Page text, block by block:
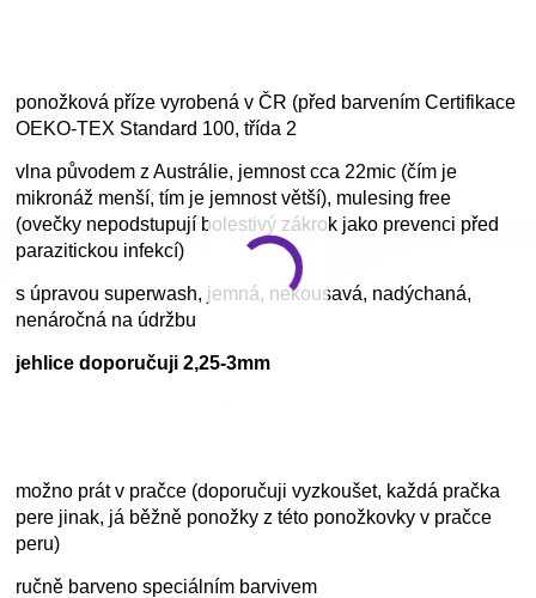
ponožková příze vyrobená v ČR (před barvením Certifikace
OEKO-TEX Standard 100, třída 2
vlna původem z Austrálie, jemnost cca 22mic (čím je
mikronáž menší, tím je jemnost větší), mulesing free
(ovečky nepodstupují bolestivý zákrok jako prevenci před
parazitickou infekcí)
s úpravou superwash, jemná, nekousavá, nadýchaná,
nenáročná na údržbu
jehlice doporučuji 2,25-3mm
možno prát v pračce (doporučuji vyzkoušet, každá pračka
pere jinak, já běžně ponožky z této ponožkovky v pračce
peru)
ručně barveno speciálním barvivem